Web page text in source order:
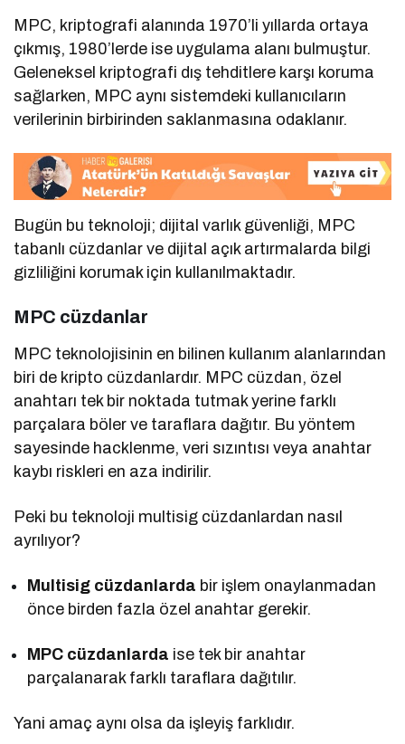
MPC, kriptografi alanında 1970’li yıllarda ortaya
çıkmış, 1980’lerde ise uygulama alanı bulmuştur.
Geleneksel kriptografi dış tehditlere karşı koruma
sağlarken, MPC aynı sistemdeki kullanıcıların
verilerinin birbirinden saklanmasına odaklanır.
Bugün bu teknoloji; dijital varlık güvenliği, MPC
tabanlı cüzdanlar ve dijital açık artırmalarda bilgi
gizliliğini korumak için kullanılmaktadır.
MPC cüzdanlar
MPC teknolojisinin en bilinen kullanım alanlarından
biri de kripto cüzdanlardır. MPC cüzdan, özel
anahtarı tek bir noktada tutmak yerine farklı
parçalara böler ve taraflara dağıtır. Bu yöntem
sayesinde hacklenme, veri sızıntısı veya anahtar
kaybı riskleri en aza indirilir.
Peki bu teknoloji multisig cüzdanlardan nasıl
ayrılıyor?
Multisig cüzdanlarda bir işlem onaylanmadan
önce birden fazla özel anahtar gerekir.
MPC cüzdanlarda ise tek bir anahtar
parçalanarak farklı taraflara dağıtılır.
Yani amaç aynı olsa da işleyiş farklıdır.